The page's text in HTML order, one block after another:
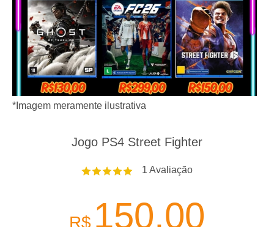
*Imagem meramente ilustrativa
Jogo PS4 Street Fighter
1 Avaliação
R$ 150,00